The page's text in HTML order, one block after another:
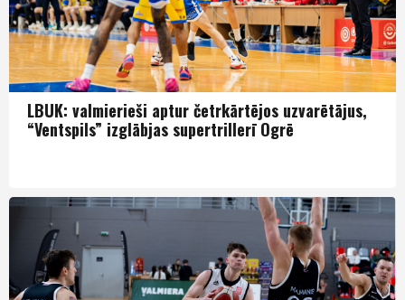
LBUK: valmierieši aptur četrkārtējos uzvarētājus,
“Ventspils” izglābjas supertrillerī Ogrē